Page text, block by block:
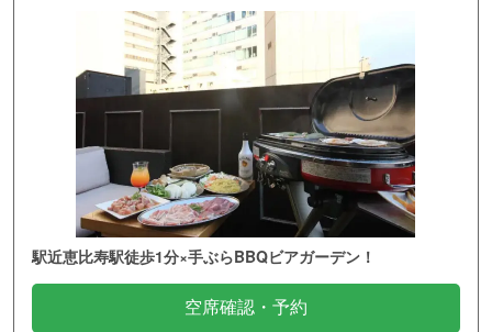
駅近恵比寿駅徒歩1分×手ぶらBBQビアガーデン！
空席確認・予約